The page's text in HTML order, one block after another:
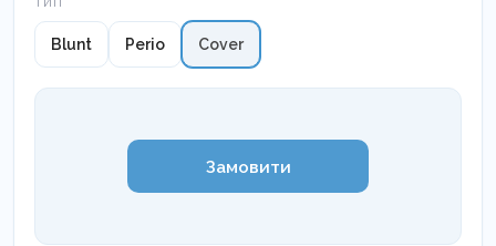
Blunt Perio Cover
Замовити